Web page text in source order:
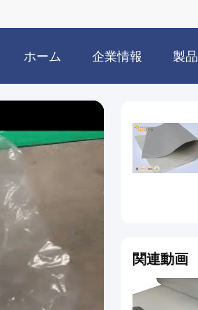
ホーム 企業情報 製品
関連動画